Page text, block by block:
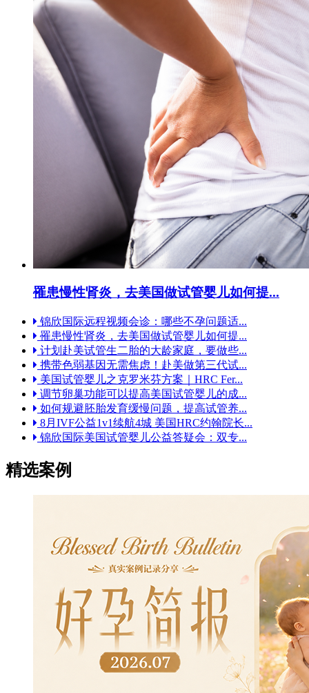
罹患慢性肾炎，去美国做试管婴儿如何提...
锦欣国际远程视频会诊：哪些不孕问题适...
罹患慢性肾炎，去美国做试管婴儿如何提...
计划赴美试管生二胎的大龄家庭，要做些...
携带色弱基因无需焦虑！赴美做第三代试...
美国试管婴儿之克罗米芬方案｜HRC Fer...
调节卵巢功能可以提高美国试管婴儿的成...
如何规避胚胎发育缓慢问题，提高试管养...
8月IVF公益1v1续航4城 美国HRC约翰院长...
锦欣国际美国试管婴儿公益答疑会：双专...
精选案例